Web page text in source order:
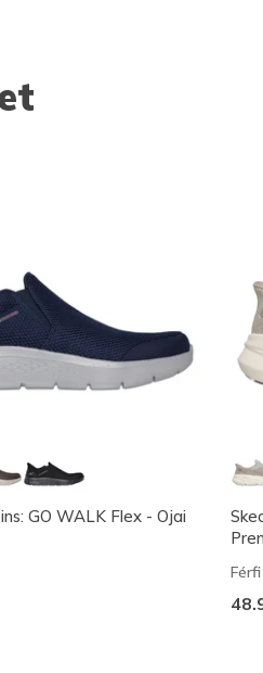
GO WALK Flex - Ojai
Férfi